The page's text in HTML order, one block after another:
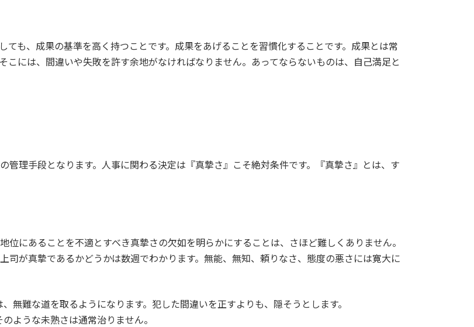
も、成果の基準を高く持つことです。成果をあげることを習慣化することです。成果とは常
こには、間違いや失敗を許す余地がなければなりません。あってならないものは、自己満足と
理手段となります。人事に関わる決定は『真摯さ』こそ絶対条件です。『真摯さ』とは、す
にあることを不適とすべき真摯さの欠如を明らかにすることは、さほど難しくありません。
司が真摯であるかどうかは数週でわかります。無能、無知、頼りなさ、態度の悪さには寛大に
難な道を取るようになります。犯した間違いを正すよりも、隠そうとします。
ような未熟さは通常治りません。